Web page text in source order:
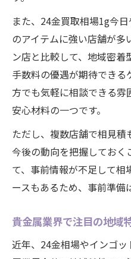
また、24金買取相場1g今
のアイテムに強い店舗が多
ン店と比較して、地域密
手数料の優遇が期待できる
方でも気軽に相談できる雰
安心材料の一つです。
ただし、複数店舗で相見
今後の動向を把握しておく
て、事前情報が不足して
ースもあるため、事前準備
貴金属業界で注目の地域
近年、24金相場やインゴ